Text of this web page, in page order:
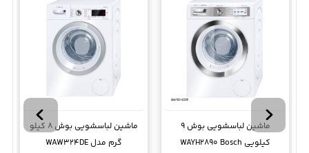
ماشین لباسشویی بوش 9
کیلویی WAYH2890 Bosch
ماشین لباسشویی بوش 8 کیلو
گرم مدل WAW324DE